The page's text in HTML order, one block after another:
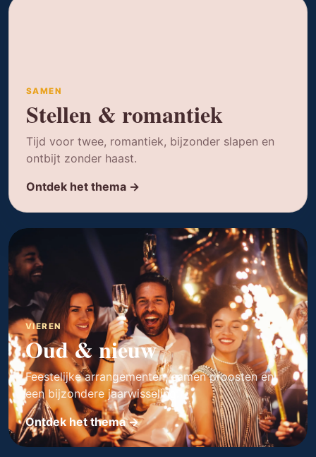
SAMEN
Stellen & romantiek
Tijd voor twee, romantiek, bijzonder slapen en
ontbijt zonder haast.
Ontdek het thema →
VIEREN
Oud & nieuw
Feestelijke arrangementen, samen proosten en
een bijzondere jaarwisseling.
Ontdek het thema →